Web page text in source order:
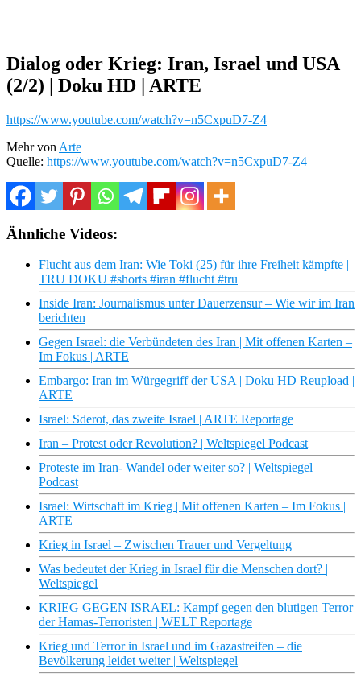
Dialog oder Krieg: Iran, Israel und USA
(2/2) | Doku HD | ARTE
https://www.youtube.com/watch?v=n5CxpuD7-Z4
Mehr von Arte
Quelle: https://www.youtube.com/watch?v=n5CxpuD7-Z4
Ähnliche Videos:
Flucht aus dem Iran: Wie Toki (25) für ihre Freiheit kämpfte |
TRU DOKU #shorts #iran #flucht #tru
Inside Iran: Journalismus unter Dauerzensur – Wie wir im Iran
berichten
Gegen Israel: die Verbündeten des Iran | Mit offenen Karten –
Im Fokus | ARTE
Embargo: Iran im Würgegriff der USA | Doku HD Reupload |
ARTE
Israel: Sderot, das zweite Israel | ARTE Reportage
Iran – Protest oder Revolution? | Weltspiegel Podcast
Proteste im Iran- Wandel oder weiter so? | Weltspiegel
Podcast
Israel: Wirtschaft im Krieg | Mit offenen Karten – Im Fokus |
ARTE
Krieg in Israel – Zwischen Trauer und Vergeltung
Was bedeutet der Krieg in Israel für die Menschen dort? |
Weltspiegel
KRIEG GEGEN ISRAEL: Kampf gegen den blutigen Terror
der Hamas-Terroristen | WELT Reportage
Krieg und Terror in Israel und im Gazastreifen – die
Bevölkerung leidet weiter | Weltspiegel